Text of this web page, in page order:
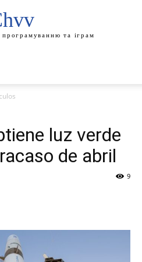
та іграм
luz verde
de abril
9